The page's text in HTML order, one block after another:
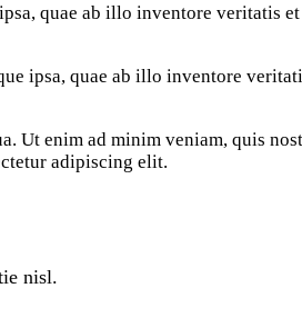
quae ab illo inventore veritatis
ipsa, quae ab illo inventore
Ut enim ad minim veniam, quis
adipiscing elit.
nisl.